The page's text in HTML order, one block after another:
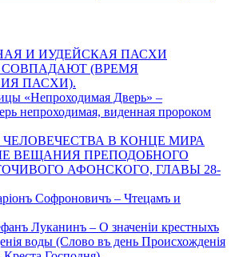
И ИУДЕЙСКАЯ ПАСХИ
(ВРЕМЯ
ПАСХИ).
«Непроходимая Дверь» –
непроходимая, виденная пророком
В КОНЦЕ МИРА
ВЕЩАНИЯ ПРЕПОДОБНОГО
АФОНСКОГО, ГЛАВЫ 28-
Софроновичъ – Чтецамъ и
Луканинъ – О значеніи крестныхъ
воды (Слово въ день Происхожденія